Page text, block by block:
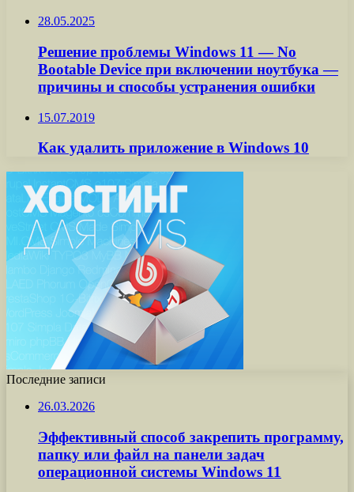
28.05.2025
Решение проблемы Windows 11 — No
Bootable Device при включении ноутбука —
причины и способы устранения ошибки
15.07.2019
Как удалить приложение в Windows 10
Последние записи
26.03.2026
Эффективный способ закрепить программу,
папку или файл на панели задач
операционной системы Windows 11